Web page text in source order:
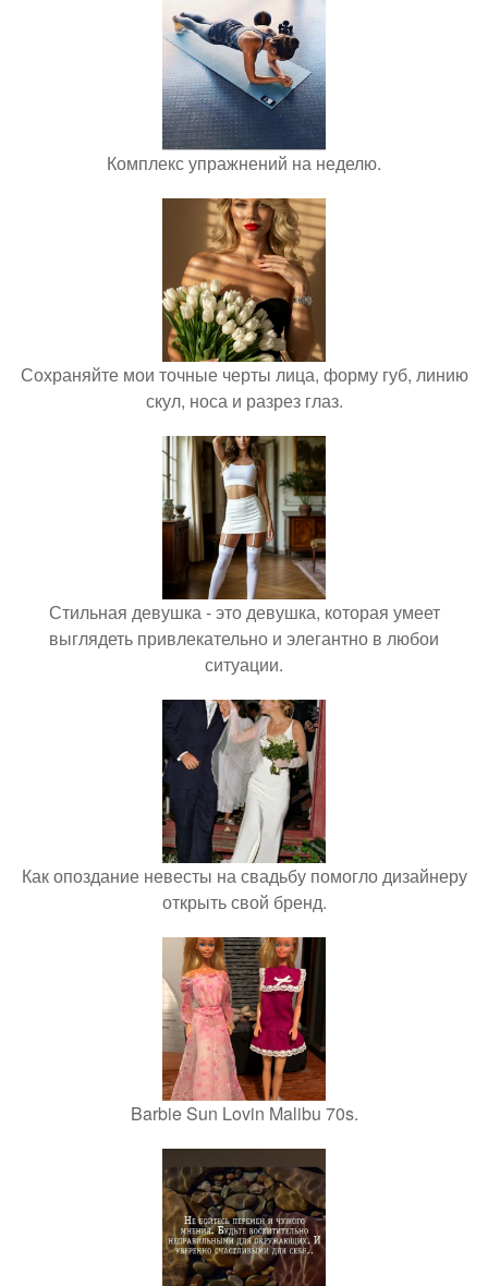
Комплекс упражнений на неделю.
Сохраняйте мои точные черты лица, форму губ, линию
скул, носа и разрез глаз.
Стильная девушка - это девушка, которая умеет
выглядеть привлекательно и элегантно в любои
ситуации.
Как опоздание невесты на свадьбу помогло дизайнеру
открыть свой бренд.
Barbie Sun Lovin Malibu 70s.